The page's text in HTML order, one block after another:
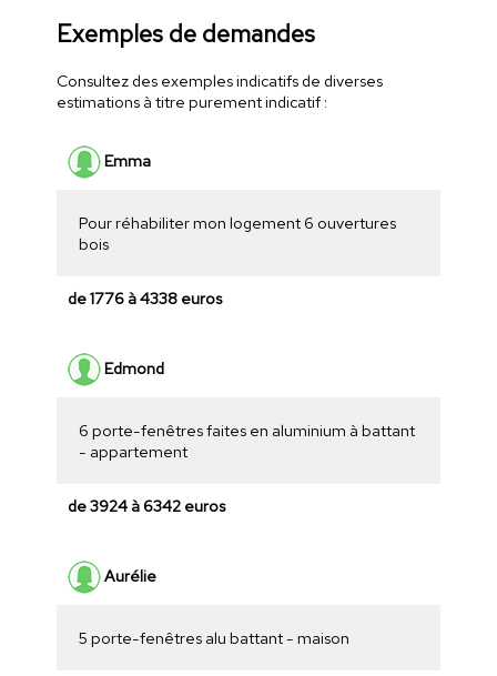
Exemples de demandes
Consultez des exemples indicatifs de diverses
estimations à titre purement indicatif :
Emma
Pour réhabiliter mon logement 6 ouvertures
bois
de 1776 à 4338 euros
Edmond
6 porte-fenêtres faites en aluminium à battant
- appartement
de 3924 à 6342 euros
Aurélie
5 porte-fenêtres alu battant - maison